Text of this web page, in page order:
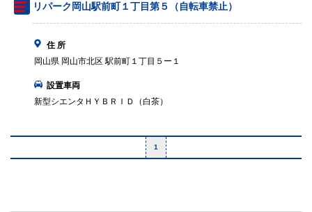
リパーク岡山駅前町１丁目第５（自転車禁止）
住 所
岡山県 岡山市北区 駅前町１丁目５ー１
設置車両
新型シエンタＨＹＢＲＩＤ（白茶）
1